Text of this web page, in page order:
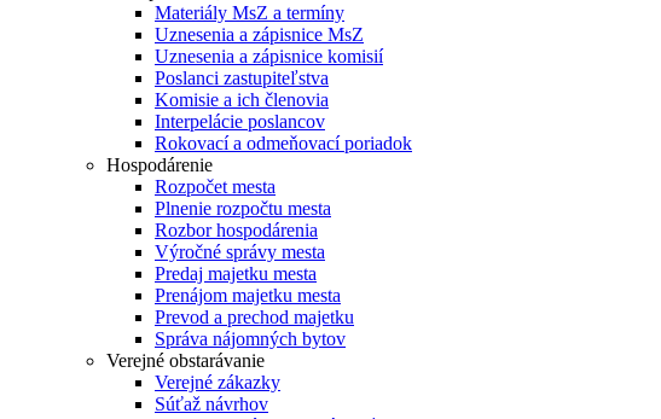
Materiály MsZ a termíny
Uznesenia a zápisnice MsZ
Uznesenia a zápisnice komisií
Poslanci zastupiteľstva
Komisie a ich členovia
Interpelácie poslancov
Rokovací a odmeňovací poriadok
Hospodárenie
Rozpočet mesta
Plnenie rozpočtu mesta
Rozbor hospodárenia
Výročné správy mesta
Predaj majetku mesta
Prenájom majetku mesta
Prevod a prechod majetku
Správa nájomných bytov
Verejné obstarávanie
Verejné zákazky
Súťaž návrhov